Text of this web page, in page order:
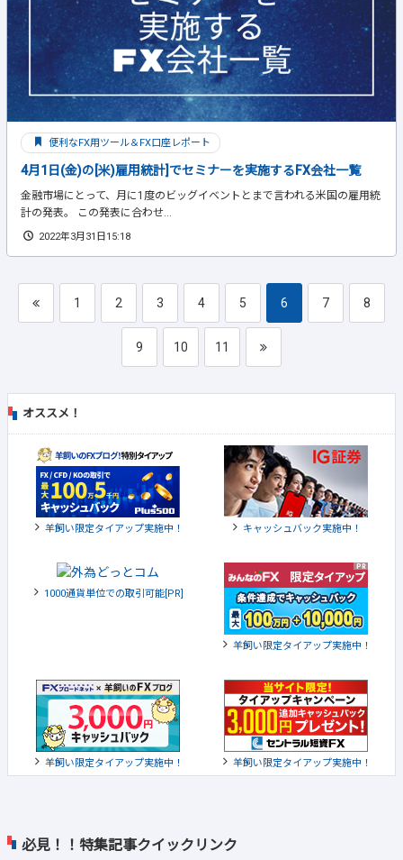
便利なFX用ツール＆FX口座レポート
4月1日(金)の[米)雇用統計]でセミナーを実施するFX会社一覧
金融市場にとって、月に1度のビッグイベントとまで言われる米国の雇用統
計の発表。 この発表に合わせ...
2022年3月31日15:18
1 2 3 4 5 6 7 8
9 10 11
必見！！特集記事クイックリンク
オススメ！
羊飼い限定タイアップ実施中！ キャッシュバック実施中！
1000通貨単位での取引可能[PR]
羊飼い限定タイアップ実施中！
羊飼い限定タイアップ実施中！ 羊飼い限定タイアップ実施中！